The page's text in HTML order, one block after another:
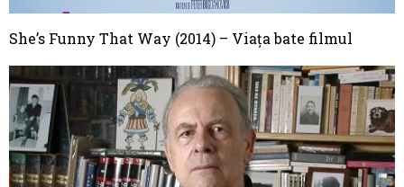
She’s Funny That Way (2014) – Viața bate filmul